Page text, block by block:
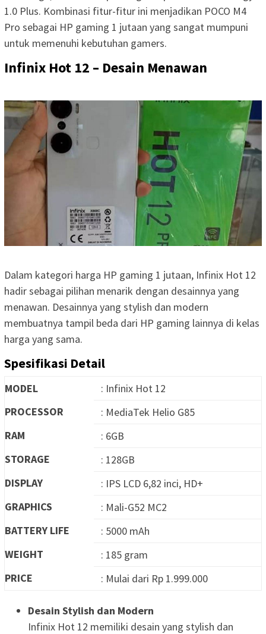
1.0 Plus. Kombinasi fitur-fitur ini menjadikan POCO M4
Pro sebagai HP gaming 1 jutaan yang sangat mumpuni
untuk memenuhi kebutuhan gamers.
Infinix Hot 12 – Desain Menawan
Dalam kategori harga HP gaming 1 jutaan, Infinix Hot 12
hadir sebagai pilihan menarik dengan desainnya yang
menawan. Desainnya yang stylish dan modern
membuatnya tampil beda dari HP gaming lainnya di kelas
harga yang sama.
Spesifikasi Detail
MODEL
: Infinix Hot 12
PROCESSOR
: MediaTek Helio G85
RAM
: 6GB
STORAGE
: 128GB
DISPLAY
: IPS LCD 6,82 inci, HD+
GRAPHICS
: Mali-G52 MC2
BATTERY LIFE
: 5000 mAh
WEIGHT
: 185 gram
PRICE
: Mulai dari Rp 1.999.000
Desain Stylish dan Modern
Infinix Hot 12 memiliki desain yang stylish dan